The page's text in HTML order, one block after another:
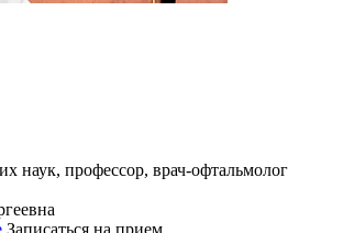
наук, профессор, врач-офтальмолог
Записаться на прием